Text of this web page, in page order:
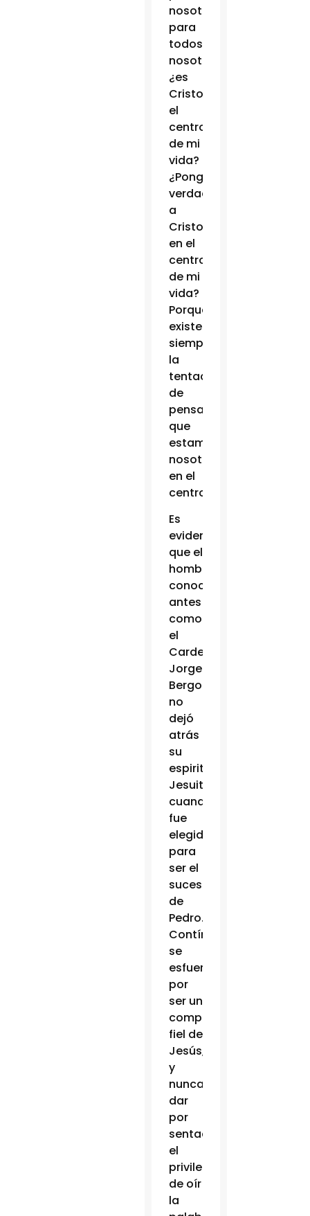
nosotros,
para
todos
nosotros:
¿es
Cristo
el
centro
de mi
vida?
¿Pongo
verdaderamente
a
Cristo
en el
centro
de mi
vida?
Porque
existe
siempre
la
tentación
de
pensar
que
estamos
nosotros
en el
centro”.
Es
evidente
que el
hombre
conocido
antes
como
el
Cardenal
Jorge
Bergoglio
no
dejó
atrás
su
espiritualidad
Jesuita
cuando
fue
elegido
para
ser el
sucesor
de
Pedro.
Contínuamente
se
esfuerza
por
ser un
compañero
fiel de
Jesús,
y
nunca
dar
por
sentado
el
privilegio
de oír
la